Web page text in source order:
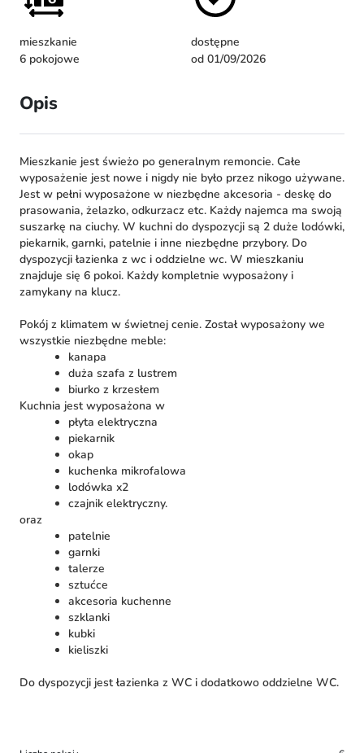
mieszkanie
6 pokojowe
dostępne
od 01/09/2026
Opis
Mieszkanie jest świeżo po generalnym remoncie. Całe
wyposażenie jest nowe i nigdy nie było przez nikogo używane.
Jest w pełni wyposażone w niezbędne akcesoria - deskę do
prasowania, żelazko, odkurzacz etc. Każdy najemca ma swoją
suszarkę na ciuchy. W kuchni do dyspozycji są 2 duże lodówki,
piekarnik, garnki, patelnie i inne niezbędne przybory. Do
dyspozycji łazienka z wc i oddzielne wc. W mieszkaniu
znajduje się 6 pokoi. Każdy kompletnie wyposażony i
zamykany na klucz.
Pokój z klimatem w świetnej cenie. Został wyposażony we
wszystkie niezbędne meble:
kanapa
duża szafa z lustrem
biurko z krzesłem
Kuchnia jest wyposażona w
płyta elektryczna
piekarnik
okap
kuchenka mikrofalowa
lodówka x2
czajnik elektryczny.
oraz
patelnie
garnki
talerze
sztućce
akcesoria kuchenne
szklanki
kubki
kieliszki
Do dyspozycji jest łazienka z WC i dodatkowo oddzielne WC.